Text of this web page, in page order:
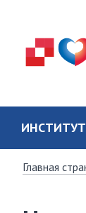
ИНСТИТУТ
Главная